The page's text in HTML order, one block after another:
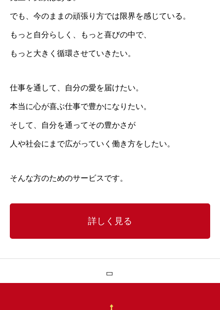
でも、今のままの頑張り方では限界を感じている。
もっと自分らしく、もっと喜びの中で、
もっと大きく循環させていきたい。
仕事を通して、自分の愛を届けたい。
本当に心が喜ぶ仕事で豊かになりたい。
そして、自分を通ってその豊かさが
人や社会にまで広がっていく働き方をしたい。
そんな方のためのサービスです。
詳しく見る